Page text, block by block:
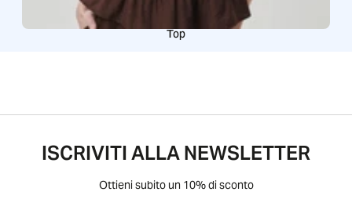
Top
ISCRIVITI ALLA NEWSLETTER
Ottieni subito un 10% di sconto